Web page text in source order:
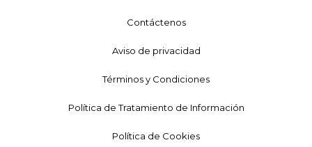
Contáctenos
Aviso de privacidad
Términos y Condiciones
Política de Tratamiento de Información
Política de Cookies